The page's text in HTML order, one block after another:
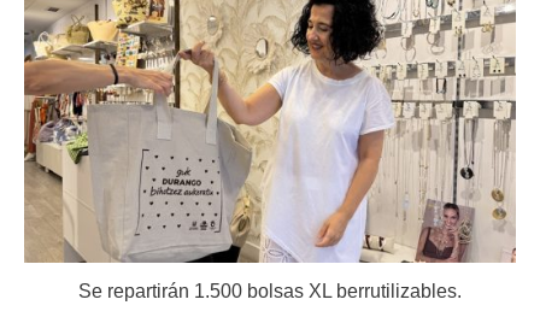
Se repartirán 1.500 bolsas XL berrutilizables.